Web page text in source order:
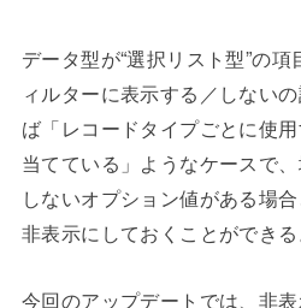
データ型が“選択リスト型”の
ィルターに表示する／しない
ば「レコードタイプごとに使
当てている」ようなケースで
しないオプション値がある場
非表示にしておくことができる
今回のアップデートでは、非